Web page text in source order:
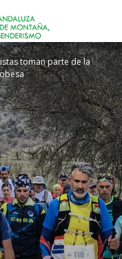
toman parte de la